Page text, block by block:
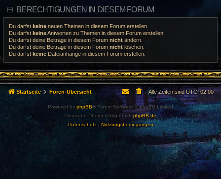
BERECHTIGUNGEN IN DIESEM FORUM
Du darfst keine neuen Themen in diesem Forum erstellen.
Du darfst keineAntworten zu Themen in diesem Forum erstellen.
Du darfst deine Beiträge in diesem Forum nicht ändern.
Du darfst deine Beiträge in diesem Forum nicht löschen.
Du darfst keine Dateianhänge in diesem Forum erstellen.
Startseite Foren-Übersicht Alle Zeiten sindUTC+02:00
Powered by phpBB® Forum Software © phpBB Limited
Deutsche Übersetzung durchphpBB.de
Datenschutz| Nutzungsbedingungen